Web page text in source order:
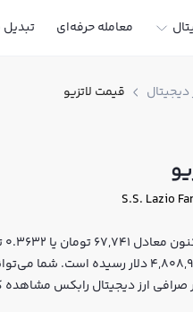
معامله حرفه‌ای
قیمت لاتزیو
S.S. Lazio
بوده و مارکت کپ آن به 4,808,988 دلار
صرافی ارز دیجیتال رابکس مشاهده